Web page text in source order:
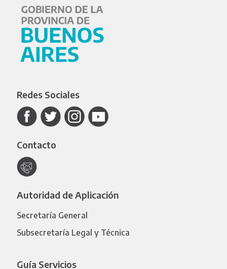
Redes Sociales
Contacto
Autoridad de Aplicación
Secretaría General
Subsecretaría Legal y Técnica
Guía Servicios